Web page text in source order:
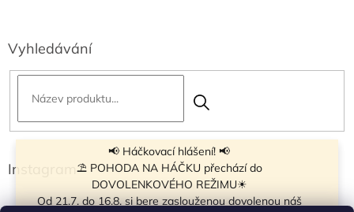
📢 Háčkovací hlášení! 📢
⛱ POHODA NA HÁČKU přechází do
DOVOLENKOVÉHO REŽIMU☀
Od 21.7. do 16.8. si bere zaslouženou dovolenou náš
Vyhledávání
Instagram